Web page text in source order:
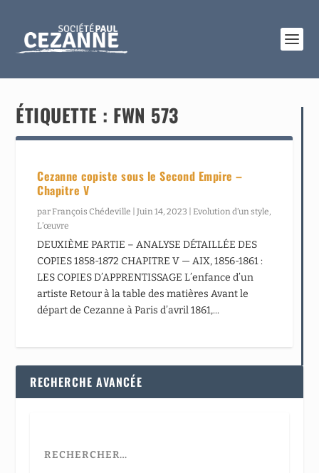
ÉTIQUETTE : FWN 573
Cezanne copiste sous le Second Empire –
Chapitre V
parFrançois Chédeville |Juin 14, 2023 |Evolution d’un style,
L’œuvre
DEUXIÈME PARTIE – ANALYSE DÉTAILLÉE DES
COPIES 1858-1872 CHAPITRE V — AIX, 1856-1861 :
LES COPIES D’APPRENTISSAGE L’enfance d’un
artiste Retour à la table des matières Avant le
départ de Cezanne à Paris d’avril 1861,...
RECHERCHE AVANCÉE